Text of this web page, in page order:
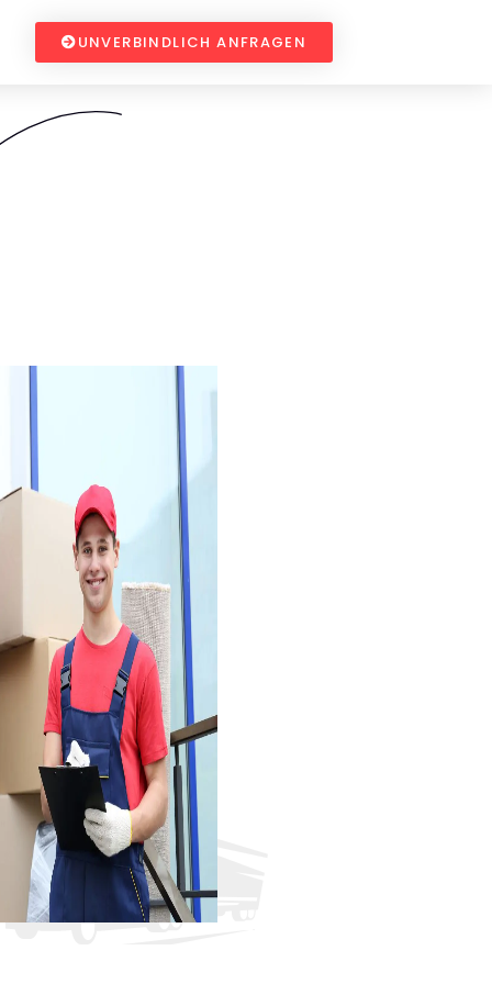
UNVERBINDLICH ANFRAGEN